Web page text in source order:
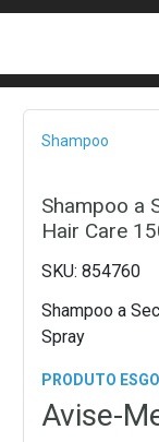
Shampoo
Shampoo a
Hair Care
854760
Shampoo a
Spray
PRODUTO
Avise-